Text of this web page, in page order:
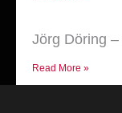
Jörg Döring
Read More »